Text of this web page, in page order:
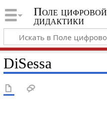
Поле цифровой
дидактики
DiSessa